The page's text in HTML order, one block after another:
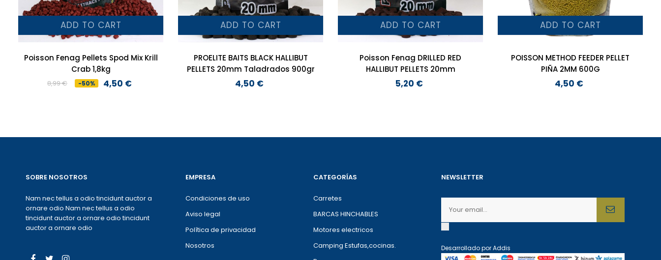
ADD TO CART
Poisson Fenag Pellets Spod Mix Krill
Crab 1,8kg
Preço
8,99 € -50%
Preço4,50 €
ADD TO CART
PROELITE BAITS BLACK HALLIBUT
PELLETS 20mm Taladrados 900gr
Preço
4,50 €
ADD TO CART
Poisson Fenag DRILLED RED
HALLIBUT PELLETS 20mm
Preço
5,20 €
ADD TO CART
POISSON METHOD FEEDER PELLET
PIÑA 2MM 600G
Preço
4,50 €
SOBRE NOSOTROS
Nam nec tellus a odio tincidunt auctor a
ornare odio Nam nec tellus a odio
tincidunt auctor a ornare odio tincidunt
auctor a ornare odio
EMPRESA
Condiciones de uso
Aviso legal
Política de privacidad
Nosotros
CATEGORÍAS
Carretes
BARCAS HINCHABLES
Motores electricos
Camping Estufas,cocinas.
NEWSLETTER
Desarrollado porAddis